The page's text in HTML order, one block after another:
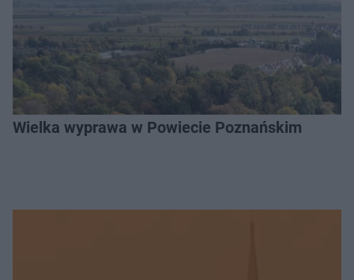
Wielka wyprawa w Powiecie Poznańskim